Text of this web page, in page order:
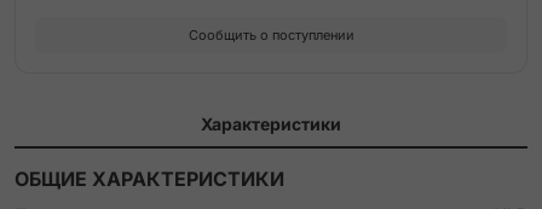
Сообщить о поступлении
Характеристики
ОБЩИЕ ХАРАКТЕРИСТИКИ